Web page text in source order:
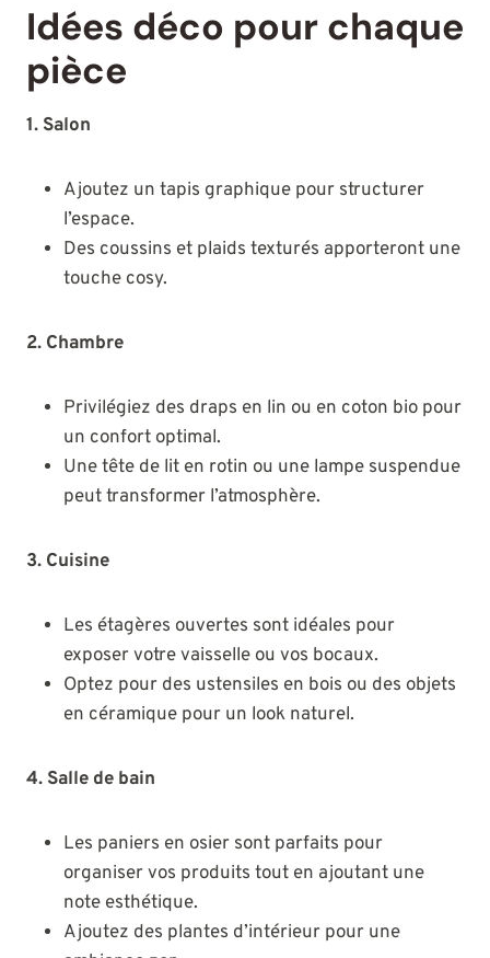
Idées déco pour chaque
pièce
1. Salon
Ajoutez un tapis graphique pour structurer
l’espace.
Des coussins et plaids texturés apporteront une
touche cosy.
2. Chambre
Privilégiez des draps en lin ou en coton bio pour
un confort optimal.
Une tête de lit en rotin ou une lampe suspendue
peut transformer l’atmosphère.
3. Cuisine
Les étagères ouvertes sont idéales pour
exposer votre vaisselle ou vos bocaux.
Optez pour des ustensiles en bois ou des objets
en céramique pour un look naturel.
4. Salle de bain
Les paniers en osier sont parfaits pour
organiser vos produits tout en ajoutant une
note esthétique.
Ajoutez des plantes d’intérieur pour une